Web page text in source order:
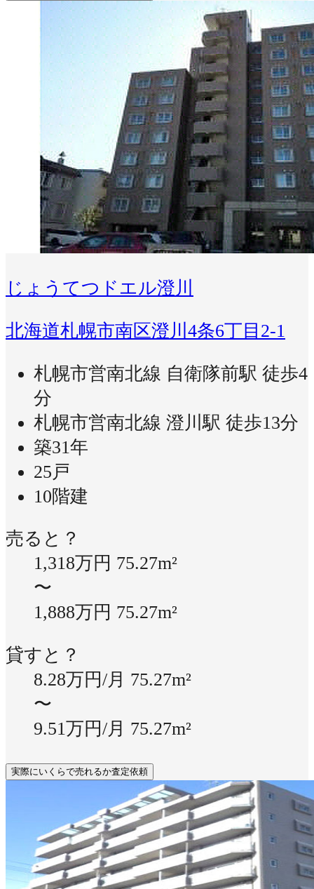
じょうてつドエル澄川
北海道札幌市南区澄川4条6丁目2-1
札幌市営南北線 自衛隊前駅 徒歩4
分
札幌市営南北線 澄川駅 徒歩13分
築31年
25戸
10階建
売ると？
1,318万円 75.27m²
〜
1,888万円 75.27m²
貸すと？
8.28万円/月 75.27m²
〜
9.51万円/月 75.27m²
実際にいくらで売れるか査定依頼